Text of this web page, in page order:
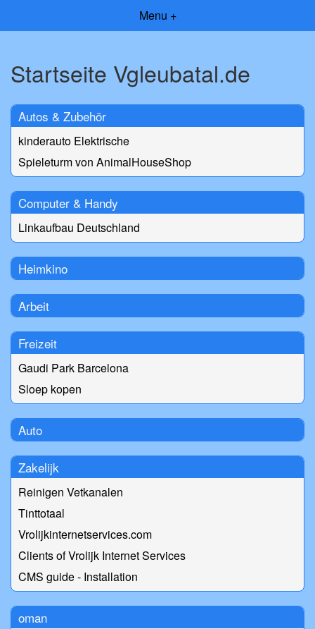
Menu +
Startseite Vgleubatal.de
Autos & Zubehör
kinderauto Elektrische
Spieleturm von AnimalHouseShop
Computer & Handy
Linkaufbau Deutschland
Heimkino
Arbeit
Freizeit
Gaudi Park Barcelona
Sloep kopen
Auto
Zakelijk
Reinigen Vetkanalen
Tinttotaal
Vrolijkinternetservices.com
Clients of Vrolijk Internet Services
CMS guide - Installation
oman